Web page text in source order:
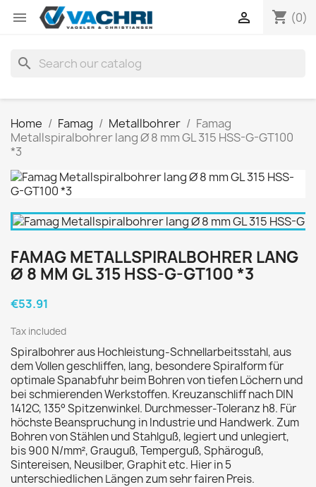
 shopping_cart (0)

search
Home Famag Metallbohrer
Famag
Metallspiralbohrer lang Ø 8 mm GL 315 HSS-G-GT100
*3
FAMAG METALLSPIRALBOHRER LANG
Ø 8 MM GL 315 HSS-G-GT100 *3
€53.91
Tax included
Spiralbohrer aus Hochleistung-Schnellarbeitsstahl, aus
dem Vollen geschliffen, lang, besondere Spiralform für
optimale Spanabfuhr beim Bohren von tiefen Löchern und
bei schmierenden Werkstoffen. Kreuzanschliff nach DIN
1412C, 135° Spitzenwinkel. Durchmesser-Toleranz h8. Für
höchste Beanspruchung in Industrie und Handwerk. Zum
Bohren von Stählen und Stahlguß, legiert und unlegiert,
bis 900 N/mm², Grauguß, Temperguß, Sphäroguß,
Sintereisen, Neusilber, Graphit etc. Hier in 5
unterschiedlichen Längen zum sehr fairen Preis.